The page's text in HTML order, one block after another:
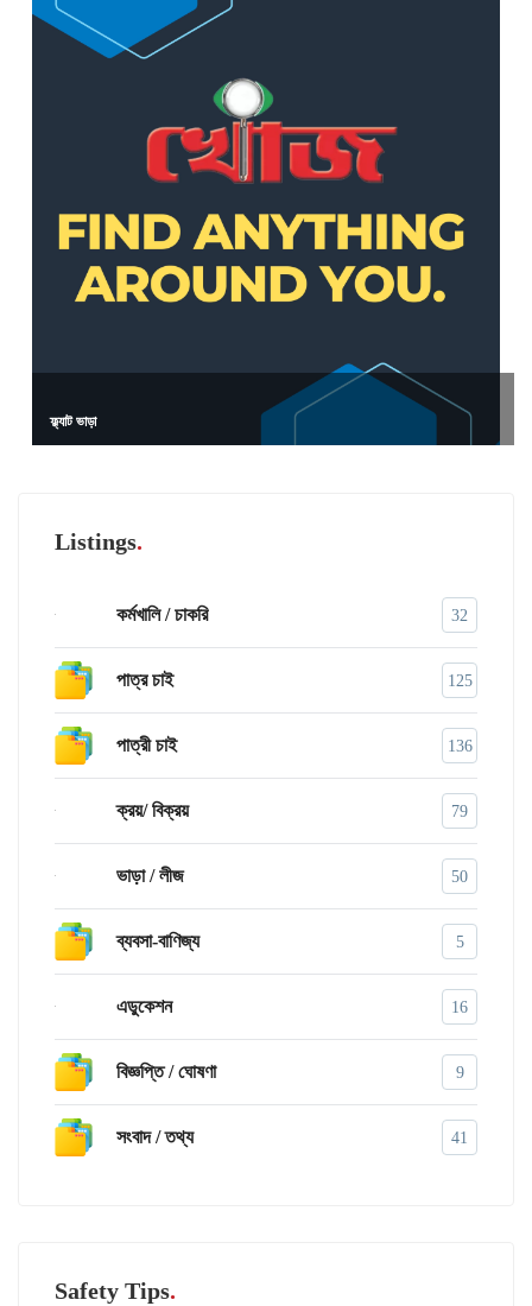
ফ্ল্যাট ভাড়া
Listings
কর্মখালি / চাকরি 32
পাত্র চাই 125
পাত্রী চাই 136
ক্রয়/ বিক্রয় 79
ভাড়া / লীজ 50
ব্যবসা-বাণিজ্য 5
এডুকেশন 16
বিজ্ঞপ্তি / ঘোষণা 9
সংবাদ / তথ্য 41
Safety Tips